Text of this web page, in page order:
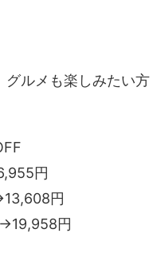
グルメも楽しみたい方
円
円
円